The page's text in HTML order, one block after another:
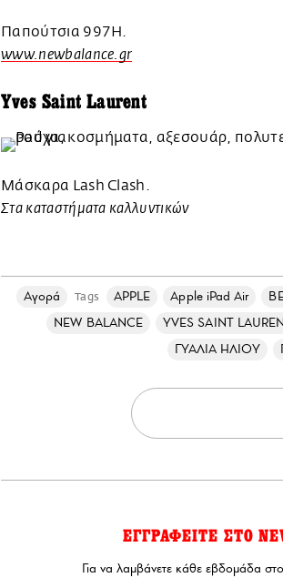
Παπούτσια 997H.
www.newbalance.gr
Yves Saint Laurent
Μάσκαρα Lash Clash.
Στα καταστήματα καλλυντικών
Αγορά Tags APPLE Apple iPad Air
NEW BALANCE
YVES SAINT
ΓΥΑΛΙΑ ΗΛΙΟΥ
ΕΓΓΡΑΦΕΙΤΕ ΣΤΟ
Για να λαμβάνετε κάθε εβδομάδα